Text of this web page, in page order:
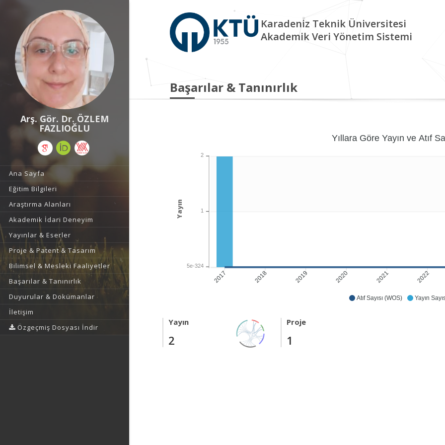
Arş. Gör. Dr. ÖZLEM
FAZLIOĞLU
Ana Sayfa
Eğitim Bilgileri
Araştırma Alanları
Akademik İdari Deneyim
Yayınlar & Eserler
Proje & Patent & Tasarım
Bilimsel & Mesleki Faaliyetler
Başarılar & Tanınırlık
Duyurular & Dokümanlar
İletişim
Özgeçmiş Dosyası İndir
Karadeniz Teknik Üniversitesi
Akademik Veri Yönetim Sistemi
Başarılar & Tanınırlık
Atıf Sayısı (WOS) Yayın
2017 2018 2019 2020 2021 2022
Yıllara Göre Yayın ve Atıf
2
1
5e-324
Yayın
Yayın
2
Proje
1